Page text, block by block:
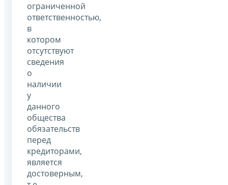
ограниченной
ответственностью,
в
котором
отсутствуют
сведения
о
наличии
у
данного
общества
обязательств
перед
кредиторами,
является
достоверным,